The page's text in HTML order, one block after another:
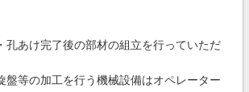
孔あけ完了後の部材の組立を行っていただ
盤等の加工を行う機械設備はオペレーター